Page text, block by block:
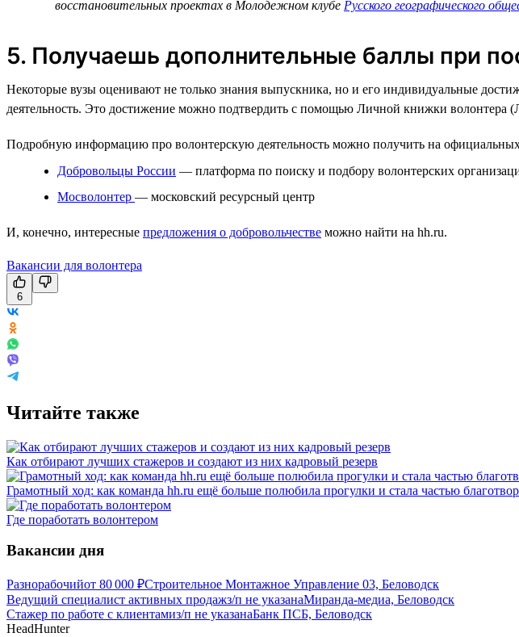
восстановительных проектах в Молодежном клубе Русского географического
5. Получаешь дополнительные баллы при
Некоторые вузы оценивают не только знания выпускника, но и его индивидуальные
деятельность. Это достижение можно подтвердить с помощью Личной книжки волонтера
Подробную информацию про волонтерскую деятельность можно получить на
Добровольцы России — платформа по поиску и подбору волонтерских
Мосволонтер — московский ресурсный центр
И, конечно, интересные предложения о добровольчестве можно найти на hh.ru.
Вакансии для волонтера
6
Читайте также
Как отбирают лучших стажеров и создают из них кадровый резерв
Грамотный ход: как команда hh.ru ещё больше полюбила прогулки и стала частью
Где поработать волонтером
Вакансии дня
Разнорабочийот 80 000 ₽Строительное Монтажное Управление 03, Беловодск
Ведущий специалист активных продажз/п не указанаМиранда-медиа, Беловодск
Стажер по работе с клиентамиз/п не указанаБанк ПСБ, Беловодск
HeadHunter